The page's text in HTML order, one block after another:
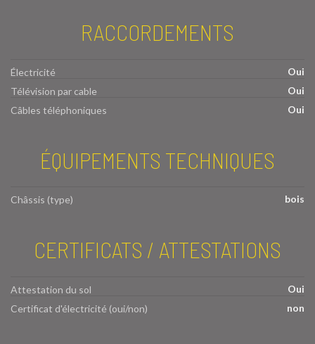
RACCORDEMENTS
Électricité
Oui
Télévision par cable
Oui
Câbles téléphoniques
Oui
ÉQUIPEMENTS TECHNIQUES
Châssis (type) bois
CERTIFICATS / ATTESTATIONS
Attestation du sol
Oui
Certificat d'électricité (oui/non)
non